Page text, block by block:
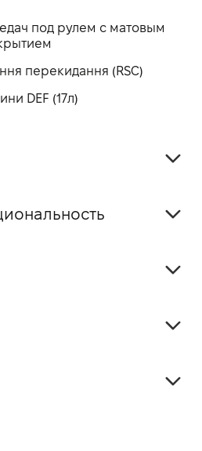
под рулем с матовым
перекидання (RSC)
DEF (17л)